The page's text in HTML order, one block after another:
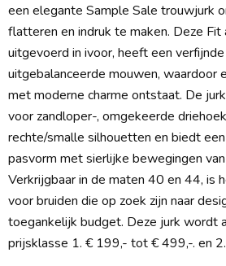
een elegante Sample Sale trouwjurk
flatteren en indruk te maken. Deze Fit
uitgevoerd in ivoor, heeft een
uitgebalanceerde mouwen, waardoor
met moderne charme ontstaat. De
voor zandloper-, omgekeerde
rechte/smalle silhouetten en biedt
pasvorm met sierlijke bewegingen
Verkrijgbaar in de maten 40 en 44, is
voor bruiden die op zoek zijn naar
toegankelijk budget. Deze jurk wordt
prijsklasse 1. € 199,- tot € 499,-. en